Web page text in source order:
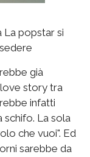
La popstar si
già
story tra
infatti
schifo. La sola
che vuoi". Ed
sarebbe da